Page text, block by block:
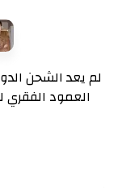
لم يعد الشحن
العمود الفقري